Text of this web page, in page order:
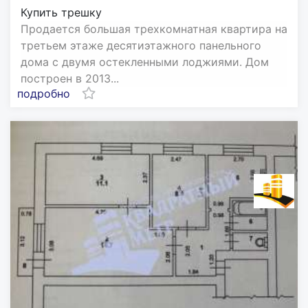
Купить трешку
Продается большая трехкомнатная квартира на
третьем этаже десятиэтажного панельного
дома с двумя остекленными лоджиями. Дом
построен в 2013...
подробно